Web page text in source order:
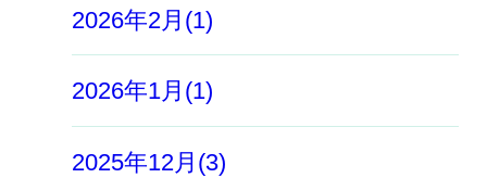
2026年2月(1)
2026年1月(1)
2025年12月(3)